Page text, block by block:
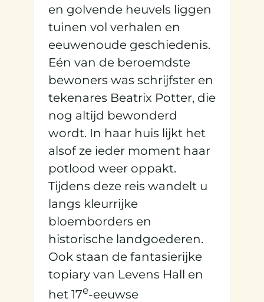
en golvende heuvels liggen
tuinen vol verhalen en
eeuwenoude geschiedenis.
Eén van de beroemdste
bewoners was schrijfster en
tekenares Beatrix Potter, die
nog altijd bewonderd
wordt. In haar huis lijkt het
alsof ze ieder moment haar
potlood weer oppakt.
Tijdens deze reis wandelt u
langs kleurrijke
bloemborders en
historische landgoederen.
Ook staan de fantasierijke
topiary van Levens Hall en
het 17e-eeuwse